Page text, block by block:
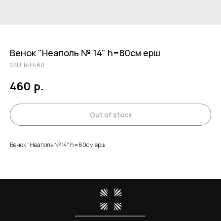
Венок "Неаполь № 14" h=80см ерш
SKU: В-Н-80
460 р.
Out of stock
Венок "Неаполь № 14" h=80см ерш